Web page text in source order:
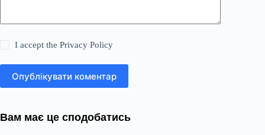
I accept thePrivacy Policy
Опублікувати коментар
Вам має це сподобатись